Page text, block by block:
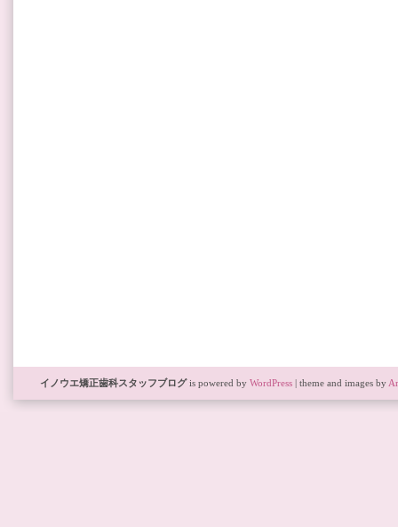
イノウエ矯正歯科スタッフブログis powered by WordPress | theme and images by